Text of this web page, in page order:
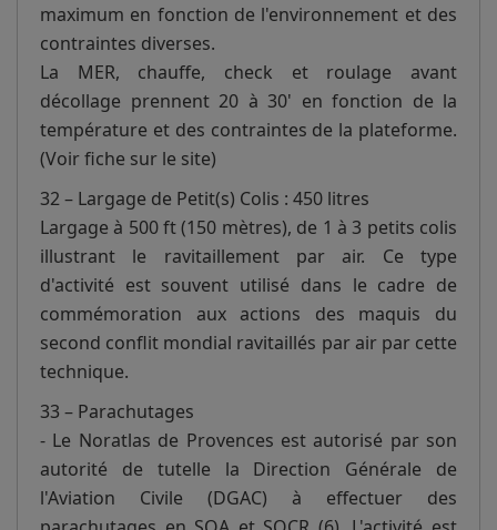
maximum en fonction de l'environnement et des
contraintes diverses.
La MER, chauffe, check et roulage avant
décollage prennent 20 à 30' en fonction de la
température et des contraintes de la plateforme.
(Voir fiche sur le site)
32 – Largage de Petit(s) Colis : 450 litres
Largage à 500 ft (150 mètres), de 1 à 3 petits colis
illustrant le ravitaillement par air. Ce type
d'activité est souvent utilisé dans le cadre de
commémoration aux actions des maquis du
second conflit mondial ravitaillés par air par cette
technique.
33 – Parachutages
- Le Noratlas de Provences est autorisé par son
autorité de tutelle la Direction Générale de
l'Aviation Civile (DGAC) à effectuer des